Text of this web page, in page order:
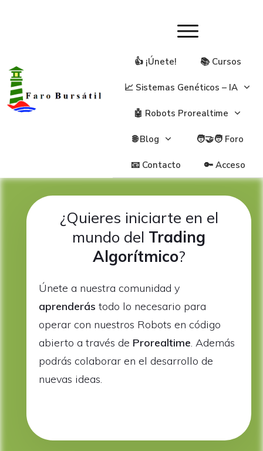
👍 ¡Únete! 📚 Cursos
📈 Sistemas Genéticos – IA
🤖 Robots Prorealtime
🌐 Blog 🧑‍🤝‍🧑 Foro
📧 Contacto 🔑 Acceso
¿Quieres iniciarte en el
mundo del Trading
Algorítmico?
Únete a nuestra comunidad y
aprenderás todo lo necesario para
operar con nuestros Robots en código
abierto a través de Prorealtime . Además
podrás colaborar en el desarrollo de
nuevas ideas.
Saber